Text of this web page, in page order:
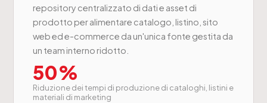
repository centralizzato di dati e asset di
prodotto per alimentare catalogo, listino, sito
web ed e-commerce da un'unica fonte gestita da
un team interno ridotto.
50%
Riduzione dei tempi di produzione di cataloghi, listini e
materiali di marketing